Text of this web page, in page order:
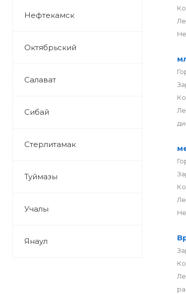
Нефтекамск
Октябрьский
Салават
Сибай
Стерлитамак
Туймазы
Учалы
Янаул